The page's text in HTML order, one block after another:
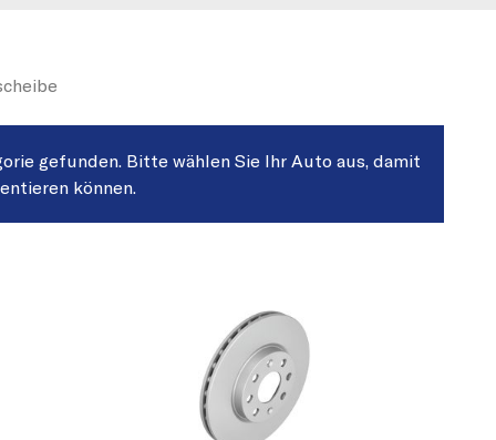
gefunden. Bitte wählen Sie Ihr Auto aus, damit
können.